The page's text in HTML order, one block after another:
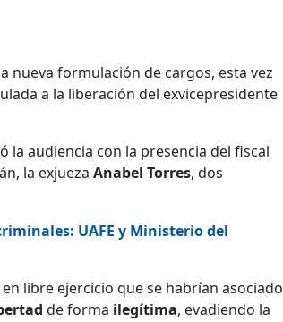
nueva formulación de cargos, esta vez
a la liberación del exvicepresidente
la audiencia con la presencia del fiscal
la exjueza Anabel Torres, dos
UAFE y Ministerio del
libre ejercicio que se habrían asociado
de forma ilegítima, evadiendo la